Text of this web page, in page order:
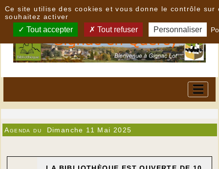
Agenda du Dimanche 11 Mai 2025
Ce site utilise des cookies et vous donne le contrôle sur
souhaitez activer
Tout accepter Tout refuser Personnaliser